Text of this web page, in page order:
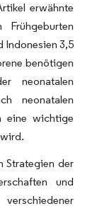
erwähnte
Indonesien 3,5
benötigen
neonatalen
neonatalen
eine wichtige
Strategien der
und